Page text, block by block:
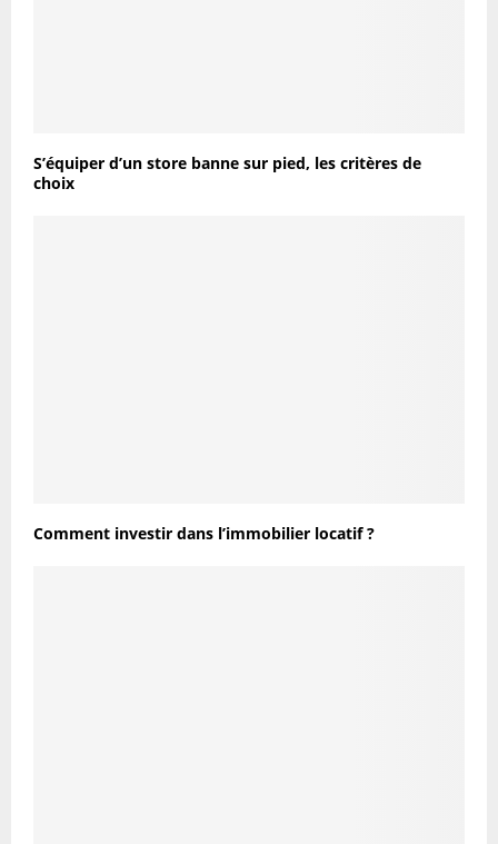
S’équiper d’un store banne sur pied, les critères de
choix
Comment investir dans l’immobilier locatif ?